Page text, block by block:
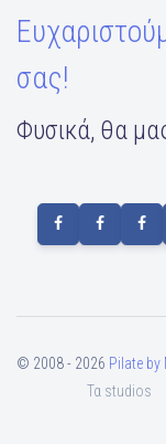
σας!
Φυσικά, θα
© 2008 - 2026 Pilate by
Τα studios